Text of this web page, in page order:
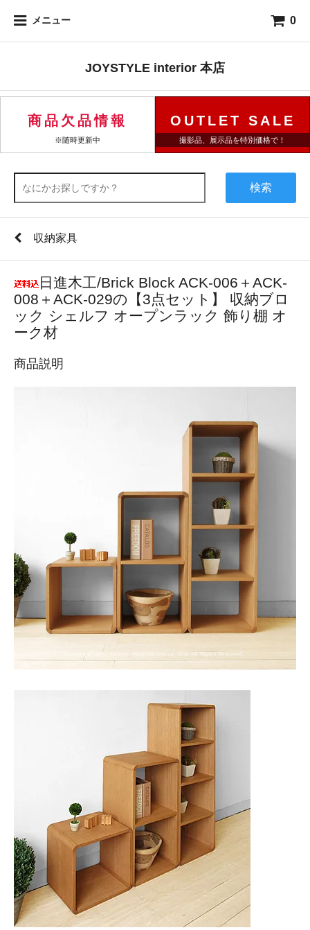
メニュー 0
JOYSTYLE interior 本店
商品欠品情報
※随時更新中
OUTLET SALE
撮影品、展示品を特別価格で！
検索
収納家具
日進木工/Brick Block ACK-006＋ACK-
008＋ACK-029の【3点セット】 収納ブロ
ック シェルフ オープンラック 飾り棚 オ
ーク材
商品説明